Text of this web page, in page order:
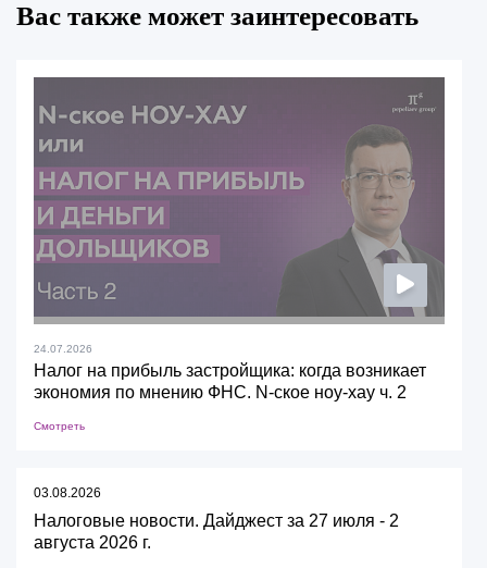
Вас также может заинтересовать
24.07.2026
Налог на прибыль застройщика: когда возникает
экономия по мнению ФНС. N-ское ноу-хау ч. 2
Смотреть
03.08.2026
Налоговые новости. Дайджест за 27 июля - 2
августа 2026 г.